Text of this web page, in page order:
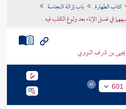
كتاب الطهارة
باب إزالة النجاسة
في غسل الإناء بعد ولوغ الكلب فيه
يحيى بن شرف النووي
601